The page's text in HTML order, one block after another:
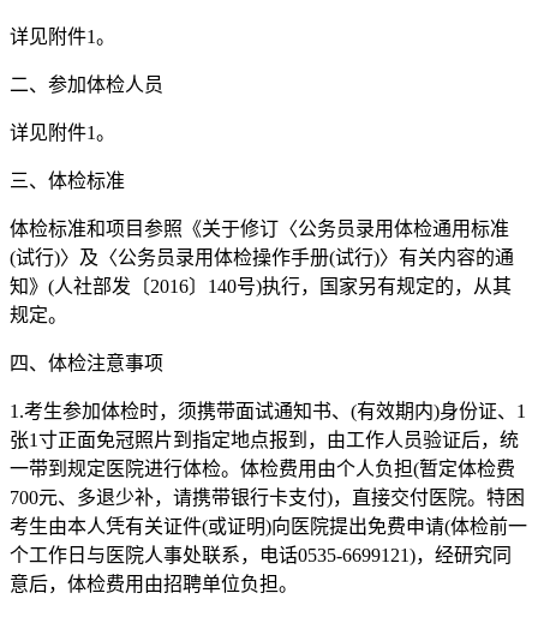
详见附件1。
二、参加体检人员
详见附件1。
三、体检标准
体检标准和项目参照《关于修订〈公务员录用体检通用标准
(试行)〉及〈公务员录用体检操作手册(试行)〉有关内容的通
知》(人社部发〔2016〕140号)执行，国家另有规定的，从其
规定。
四、体检注意事项
1.考生参加体检时，须携带面试通知书、(有效期内)身份证、1
张1寸正面免冠照片到指定地点报到，由工作人员验证后，统
一带到规定医院进行体检。体检费用由个人负担(暂定体检费
700元、多退少补，请携带银行卡支付)，直接交付医院。特困
考生由本人凭有关证件(或证明)向医院提出免费申请(体检前一
个工作日与医院人事处联系，电话0535-6699121)，经研究同
意后，体检费用由招聘单位负担。